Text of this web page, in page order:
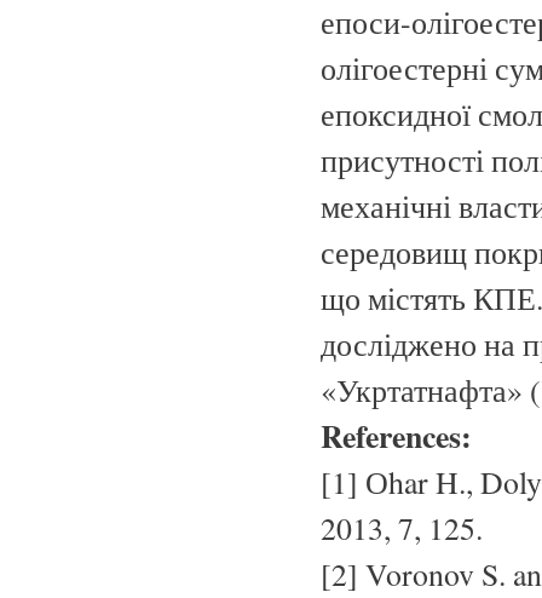
епоси-
олігоестерні
епоксидної
присутності
механічні
середовищ
що містять
досліджено на
«Укртатнафта»
References:
[1] Оhar H.,
2013, 7, 125.
[2] Voronov S.